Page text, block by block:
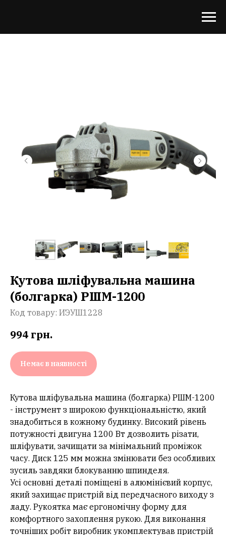
Кутова шліфувальна машина
(болгарка) РШМ-1200
Код товару: ИЭУШ1228
994 грн.
Немає в наявності
Кутова шліфувальна машина (болгарка) РШМ-1200
- інструмент з широкою функціональністю, який
знадобиться в кожному будинку. Високий рівень
потужності двигуна 1200 Вт дозволить різати,
шліфувати, зачищати за мінімальний проміжок
часу. Диск 125 мм можна змінювати без особливих
зусиль завдяки блокуванню шпинделя.
Усі основні деталі поміщені в алюмінієвий корпус,
який захищає пристрій від передчасного виходу з
ладу. Рукоятка має ергономічну форму для
комфортного захоплення рукою. Для виконання
точніших робіт виробник укомплектував пристрій